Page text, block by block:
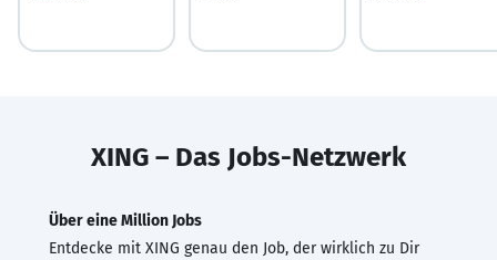
XING – Das Jobs-Netzwerk
Über eine Million Jobs
Entdecke mit XING genau den Job, der wirklich zu Dir